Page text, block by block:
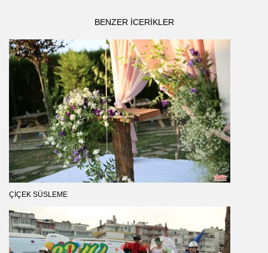
BENZER ICERIKLER
ÇIÇEK SÜSLEME